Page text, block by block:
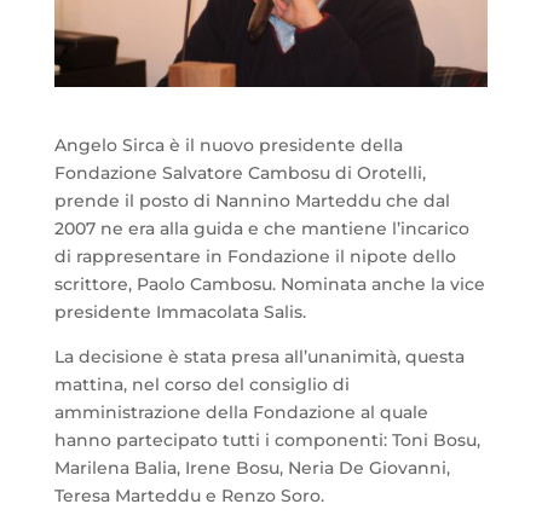
Angelo Sirca è il nuovo presidente della
Fondazione Salvatore Cambosu di Orotelli,
prende il posto di Nannino Marteddu che dal
2007 ne era alla guida e che mantiene l’incarico
di rappresentare in Fondazione il nipote dello
scrittore, Paolo Cambosu. Nominata anche la vice
presidente Immacolata Salis.
La decisione è stata presa all’unanimità, questa
mattina, nel corso del consiglio di
amministrazione della Fondazione al quale
hanno partecipato tutti i componenti: Toni Bosu,
Marilena Balia, Irene Bosu, Neria De Giovanni,
Teresa Marteddu e Renzo Soro.